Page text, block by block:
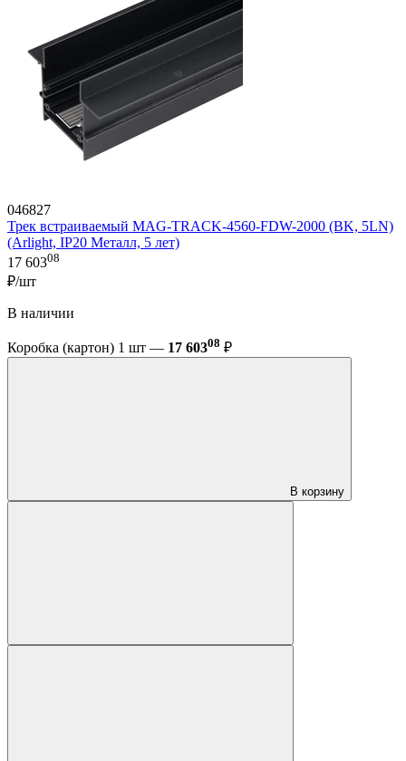
046827
Трек встраиваемый MAG-TRACK-4560-FDW-2000 (BK, 5LN)
(Arlight, IP20 Металл, 5 лет)
17 60308
₽/шт
В наличии
Коробка (картон) 1 шт — 17 60308 ₽
В корзину